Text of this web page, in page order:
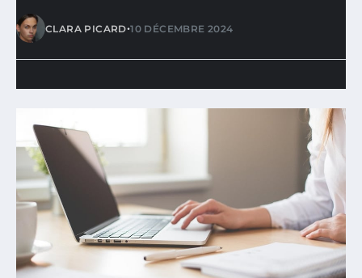
CLARA PICARD•10 DÉCEMBRE 2024